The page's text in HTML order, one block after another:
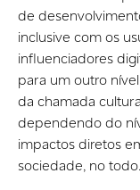
de
inclusive com os
influenciadores
para um outro
da chamada
dependendo do
impactos diretos
sociedade, no todo.